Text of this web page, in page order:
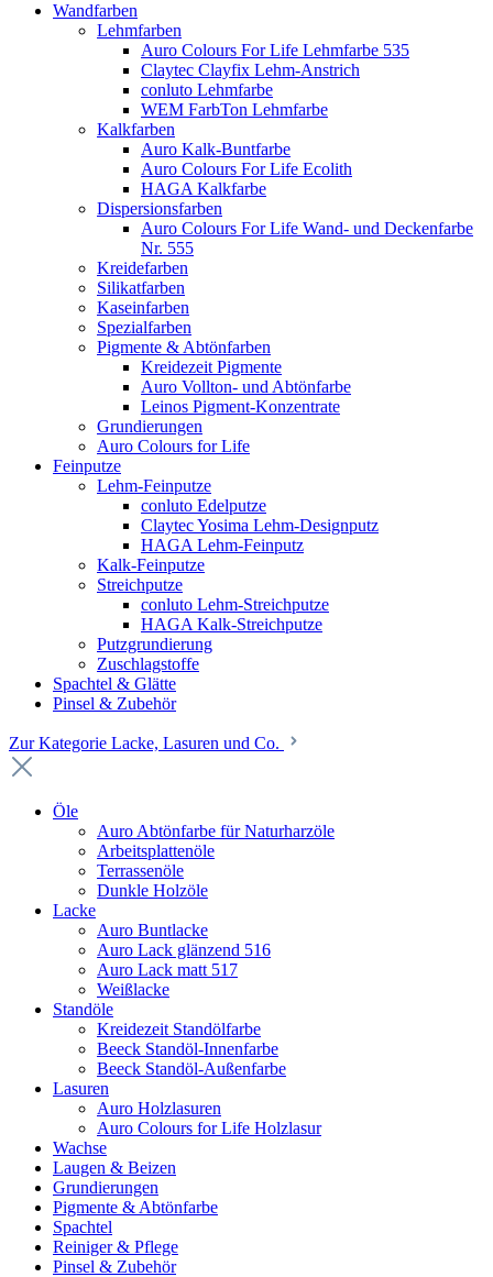
Wandfarben
Lehmfarben
Auro Colours For Life Lehmfarbe 535
Claytec Clayfix Lehm-Anstrich
conluto Lehmfarbe
WEM FarbTon Lehmfarbe
Kalkfarben
Auro Kalk-Buntfarbe
Auro Colours For Life Ecolith
HAGA Kalkfarbe
Dispersionsfarben
Auro Colours For Life Wand- und Deckenfarbe
Nr. 555
Kreidefarben
Silikatfarben
Kaseinfarben
Spezialfarben
Pigmente & Abtönfarben
Kreidezeit Pigmente
Auro Vollton- und Abtönfarbe
Leinos Pigment-Konzentrate
Grundierungen
Auro Colours for Life
Feinputze
Lehm-Feinputze
conluto Edelputze
Claytec Yosima Lehm-Designputz
HAGA Lehm-Feinputz
Kalk-Feinputze
Streichputze
conluto Lehm-Streichputze
HAGA Kalk-Streichputze
Putzgrundierung
Zuschlagstoffe
Spachtel & Glätte
Pinsel & Zubehör
Zur Kategorie Lacke, Lasuren und Co.
Öle
Auro Abtönfarbe für Naturharzöle
Arbeitsplattenöle
Terrassenöle
Dunkle Holzöle
Lacke
Auro Buntlacke
Auro Lack glänzend 516
Auro Lack matt 517
Weißlacke
Standöle
Kreidezeit Standölfarbe
Beeck Standöl-Innenfarbe
Beeck Standöl-Außenfarbe
Lasuren
Auro Holzlasuren
Auro Colours for Life Holzlasur
Wachse
Laugen & Beizen
Grundierungen
Pigmente & Abtönfarbe
Spachtel
Reiniger & Pflege
Pinsel & Zubehör